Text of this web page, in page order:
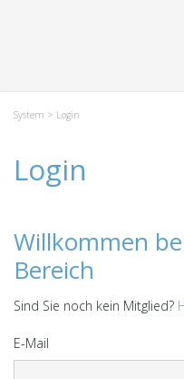
System > Login
Login
Willkommen
Bereich
Sind Sie noch kein Mitglied?
E-Mail